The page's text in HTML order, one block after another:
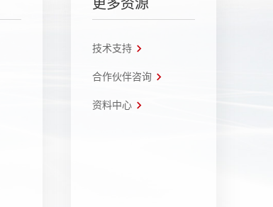
更多资源
技术支持
合作伙伴咨询
资料中心